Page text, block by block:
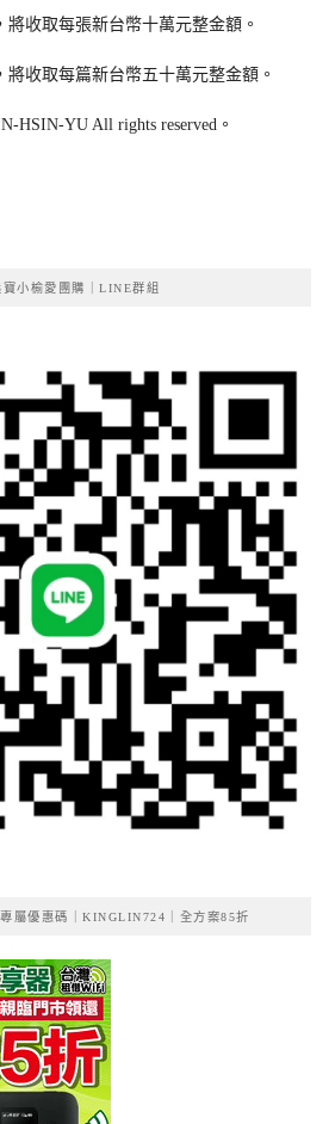
收取每張新台幣十萬元整金額。
收取每篇新台幣五十萬元整金額。
HSIN-YU All rights reserved。
寶小榆愛團購｜LINE群組
屬優惠碼｜KINGLIN724｜全方案85折